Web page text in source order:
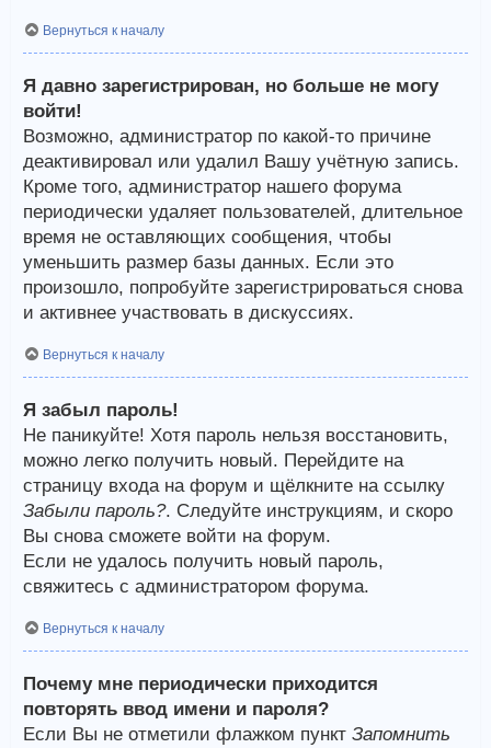
Вернуться к началу
Я давно зарегистрирован, но больше не могу
войти!
Возможно, администратор по какой-то причине
деактивировал или удалил Вашу учётную запись.
Кроме того, администратор нашего форума
периодически удаляет пользователей, длительное
время не оставляющих сообщения, чтобы
уменьшить размер базы данных. Если это
произошло, попробуйте зарегистрироваться снова
и активнее участвовать в дискуссиях.
Вернуться к началу
Я забыл пароль!
Не паникуйте! Хотя пароль нельзя восстановить,
можно легко получить новый. Перейдите на
страницу входа на форум и щёлкните на ссылку
Забыли пароль?. Следуйте инструкциям, и скоро
Вы снова сможете войти на форум.
Если не удалось получить новый пароль,
свяжитесь с администратором форума.
Вернуться к началу
Почему мне периодически приходится
повторять ввод имени и пароля?
Если Вы не отметили флажком пункт Запомнить